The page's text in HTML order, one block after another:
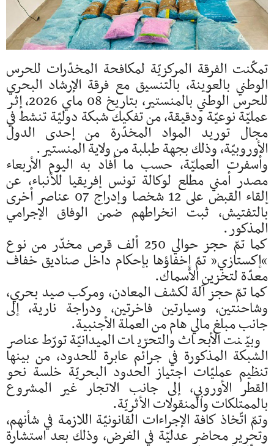
تمكّنت الفرقة المركزيّة لمكافحة المخدّرات للحرس
الوطني بالعوينة، بالتنسيق مع فرقة الإرشاد البحري
للحرس الوطني بالمنستير، بتاريخ 08 ماي 2026، إثر
عمليّة نوعيّة ودقيقة، من تفكيك شبكة دوليّة تنشط في
مجال توريد المواد المخدّرة من إحدى الدول
الأوروبيّة، وذلك بجهة طبلبة من ولاية المنستير.
وأسفرت العمليّة، حسب ما أفاد به اليوم الأربعاء
مصدر أمني مطلع لوكالة تونس إفريقيا للأنباء، عن
إلقاء القبض على 12 شخصا وإدراج 07 عناصر أخرى
بالتفتيش، ثبت انخراطهم ضمن الوفاق الإجرامي
المذكور.
كما تمّ حجز حوالي 250 ألف قرص مخدّر من نوع
“إكستازي” تمّ إخفاؤها بإحكام داخل صناديق خفاف
معدّة لتخزين الأسماك.
كما تمّ حجز آلة لكشف المعادن، ومركب صيد بحري،
وشاحنتين، وسيارتين فاخرتين، ودراجة نارية، إلى
جانب مبلغ مالي هام من العملة الأجنبية.
وبيّنت الأبحاث والتحرّيات الميدانيّة تورّط عناصر
الشبكة المذكورة في جرائم عابرة للحدود، من بينها
تنظيم عمليّات اجتياز الحدود البحريّة خلسة نحو
القطر الأوروبي، إلى جانب الاتجار غير المشروع
بالممتلكات والمنقولات الأثريّة.
وتمّ اتّخاذ كافة الإجراءات القانونيّة اللازمة في شأنهم،
وتحرير محاضر عدليّة في الغرض، وذلك بعد استشارة